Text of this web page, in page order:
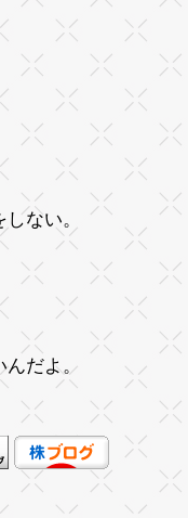
ない。
んだよ。